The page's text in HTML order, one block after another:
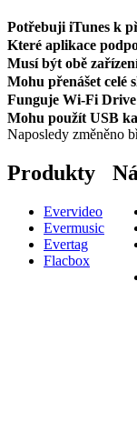
Potřebuji iTunes k
Které aplikace
Musí být obě
Mohu přenášet celé
Funguje Wi-Fi Drive
Mohu použít USB
Naposledy změněno
Produkty
Evervideo
Evermusic
Evertag
Flacbox